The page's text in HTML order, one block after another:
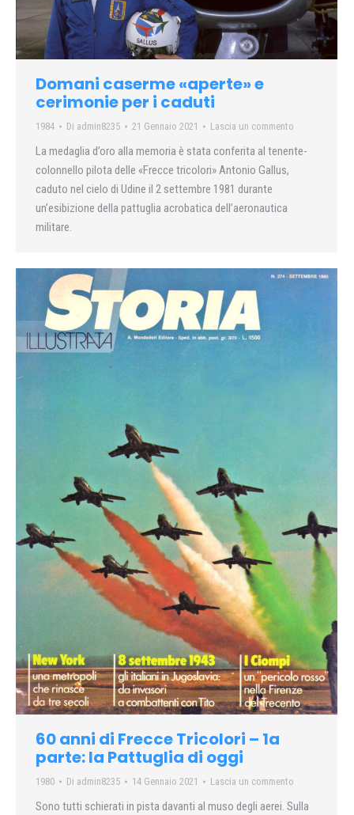
Domani caserme «aperte» e
cerimonie per i caduti
1984 Di admin8235 21 Gennaio 2021 Lascia un commento
La medaglia d’oro alla memoria è stata conferita al tenente-
colonnello pilota delle «Frecce tricolori» Antonio Gallus,
caduto nel cielo di Udine il 2 settembre 1981 durante
un’esibizione della pattuglia acrobatica dell’aeronautica
militare.
60 anni di Frecce Tricolori – 1a
parte: la Pattuglia di oggi
1980 Di admin8235 14 Gennaio 2021 Lascia un commento
Sono tutti schierati in pista davanti al muso degli aerei. Sulla